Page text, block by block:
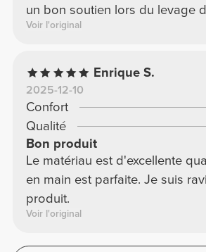
un bon soutien lors du levage
Voir l'original
Enrique S.
2025-12-10
Confort
Qualité
Bon produit
Le matériau est d'excellente
en main est parfaite. Je suis
produit.
Voir l'original